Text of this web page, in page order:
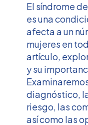
El síndrome
es una
afecta a un
mujeres en
artículo,
y su
diagnóstico,
riesgo, las
así como las